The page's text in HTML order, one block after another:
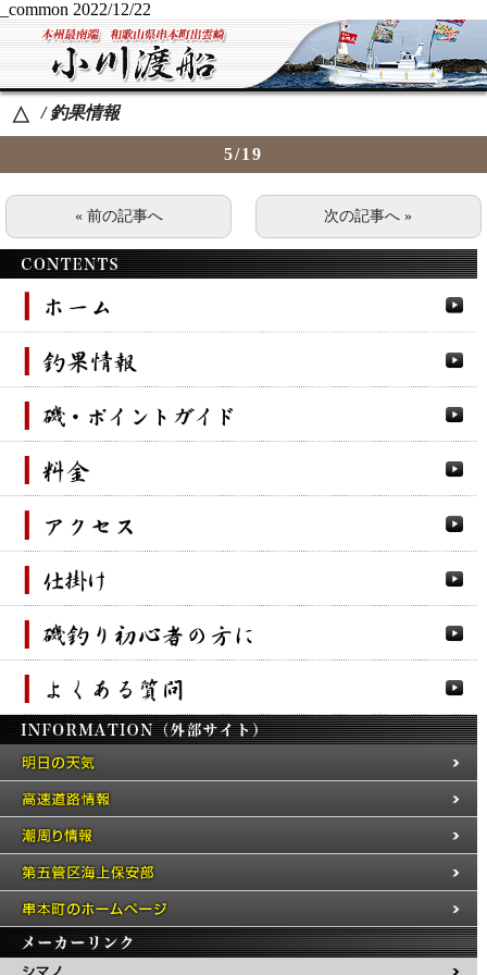
_common 2022/12/22
△ / 釣果情報
5/19
« 前の記事へ 次の記事へ »